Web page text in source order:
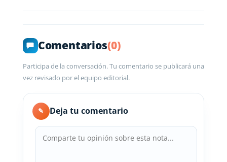
Comentarios(0)
Participa de la conversación. Tu comentario se publicará una
vez revisado por el equipo editorial.
✎ Deja tu comentario